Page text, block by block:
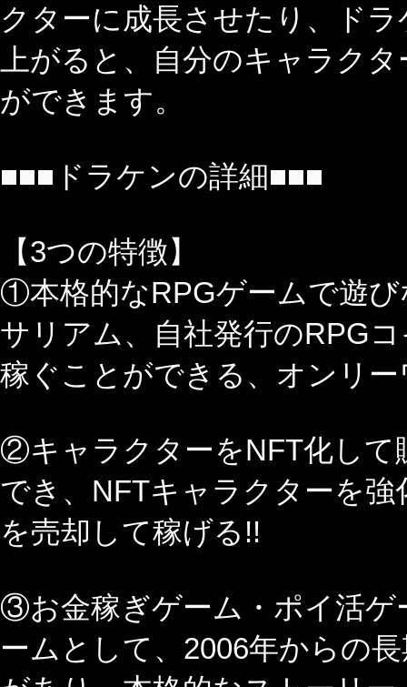
クターに成長させたり、ド
上がると、自分のキャラク
ができます。
■■■ドラケンの詳細■■■
【3つの特徴】
①本格的なRPGゲームで遊
サリアム、自社発行のRPG
稼ぐことができる、オンリ
②キャラクターをNFT化して
でき、NFTキャラクターを
を売却して稼げる!!
③お金稼ぎゲーム・ポイ活ゲ
ームとして、2006年からの